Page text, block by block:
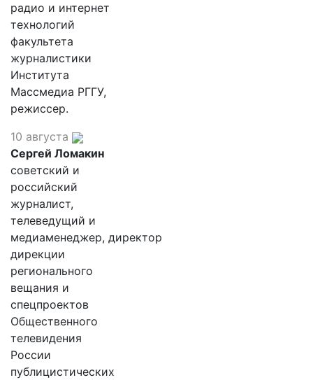
радио и интернет
технологий
факультета
журналистики
Института
Массмедиа РГГУ,
режиссер.
10 августа
Сергей Ломакин
советский и
российский
журналист,
телеведущий и
медиаменеджер, директор
дирекции
регионального
вещания и
спецпроектов
Общественного
телевидения
России
публицистических